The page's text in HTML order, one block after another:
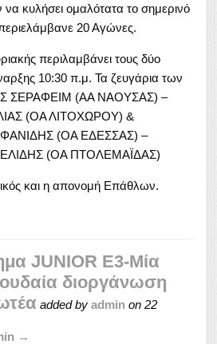
κυλήσει ομαλότατα το σημερινό
20 Αγώνες.
περιλαμβάνει τους δύο
10:30 π.μ. Τα ζευγάρια των
ΣΕΡΑΦΕΙΜ (ΑΑ ΝΑΟΥΣΑΣ) –
(ΟΑ ΛΙΤΟΧΩΡΟΥ) &
(ΟΑ ΕΔΕΣΣΑΣ) –
(ΟΑ ΠΤΟΛΕΜΑΪΔΑΣ)
και η απονομή Επάθλων.
JUNIOR E3-Μία
διοργάνωση
added by admin on 22
→